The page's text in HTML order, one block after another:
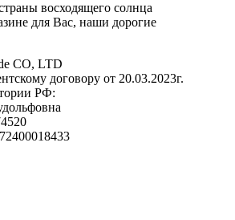
восходящего солнца
для Вас, наши дорогие
CO, LTD
договору от 20.03.2023г.
РФ: